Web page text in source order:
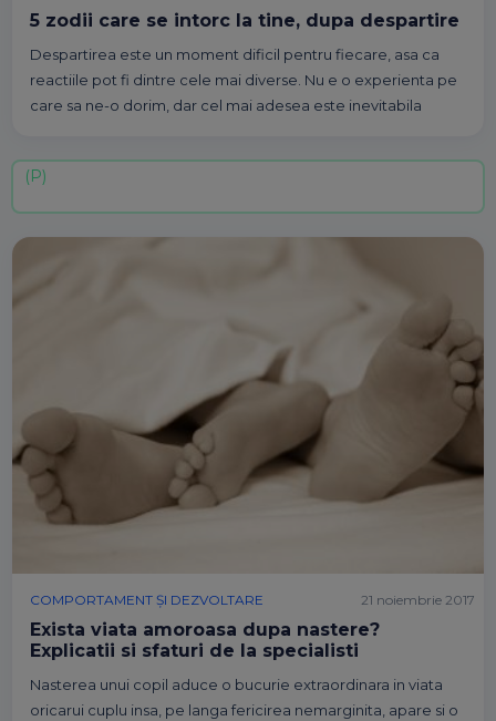
5 zodii care se intorc la tine, dupa despartire
Despartirea este un moment dificil pentru fiecare, asa ca
reactiile pot fi dintre cele mai diverse. Nu e o experienta pe
care sa ne-o dorim, dar cel mai adesea este inevitabila
COMPORTAMENT ȘI DEZVOLTARE
Exista viata amoroasa dupa nastere?
Explicatii si sfaturi de la specialisti
Nasterea unui copil aduce o bucurie extraordinara in viata
oricarui cuplu insa, pe langa fericirea nemarginita, apare si o
21 noiembrie 2017